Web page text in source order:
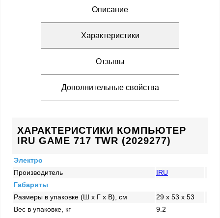
Описание
Характеристики
Отзывы
Дополнительные свойства
ХАРАКТЕРИСТИКИ КОМПЬЮТЕР
IRU GAME 717 TWR (2029277)
Электро
Производитель
IRU
Габариты
Размеры в упаковке (Ш x Г x В), см
29 x 53 x 53
Вес в упаковке, кг
9.2